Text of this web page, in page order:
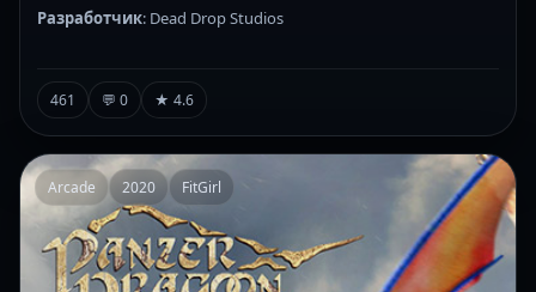
Разработчик: Dead Drop Studios
461 💬 0 ★ 4.6
Arcade 2020 FitGirl